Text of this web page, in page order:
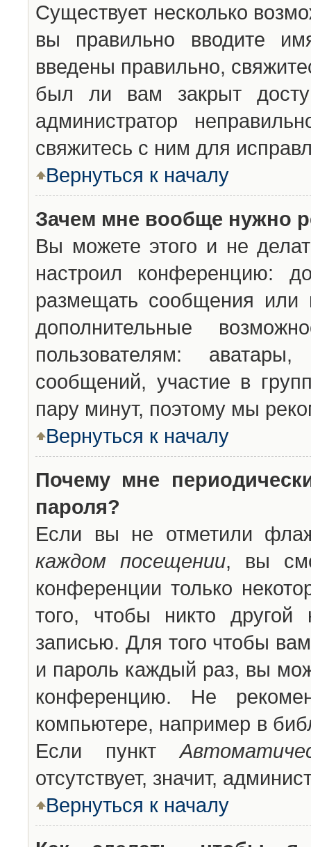
Существует несколько
вы правильно вводите
введены правильно,
был ли вам закрыт
администратор
свяжитесь с ним для
Вернуться к началу
Зачем мне вообще нужно
Вы можете этого и не
настроил конференцию:
размещать сообщения или
дополнительные
пользователям:
сообщений, участие в
пару минут, поэтому мы
Вернуться к началу
Почему мне
пароля?
Если вы не отметили
каждом посещении, вы
конференции только
того, чтобы никто другой
записью. Для того чтобы
и пароль каждый раз, вы
конференцию. Не
компьютере, например в
Если пункт
отсутствует, значит,
Вернуться к началу